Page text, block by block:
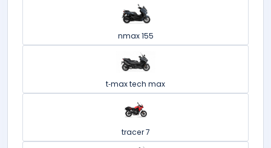
nmax 155
t‑max tech max
tracer 7